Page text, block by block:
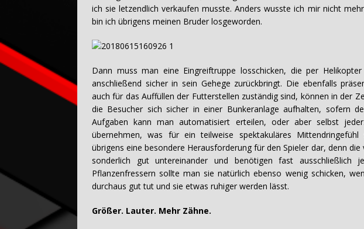
ich sie letzendlich verkaufen musste. Anders wusste ich mir nicht
bin ich übrigens meinen Bruder losgeworden.
Dann muss man eine Eingreiftruppe losschicken, die per
anschließend sicher in sein Gehege zurückbringt. Die ebenfalls
auch für das Auffüllen der Futterstellen zuständig sind, können in der
die Besucher sich sicher in einer Bunkeranlage aufhalten, sofern
Aufgaben kann man automatisiert erteilen, oder aber selbst
übernehmen, was für ein teilweise spektakuläres
übrigens eine besondere Herausforderung für den Spieler dar, denn
sonderlich gut untereinander und benötigen fast ausschließlich
Pflanzenfressern sollte man sie natürlich ebenso wenig schicken,
durchaus gut tut und sie etwas ruhiger werden lässt.
Größer. Lauter. Mehr Zähne.